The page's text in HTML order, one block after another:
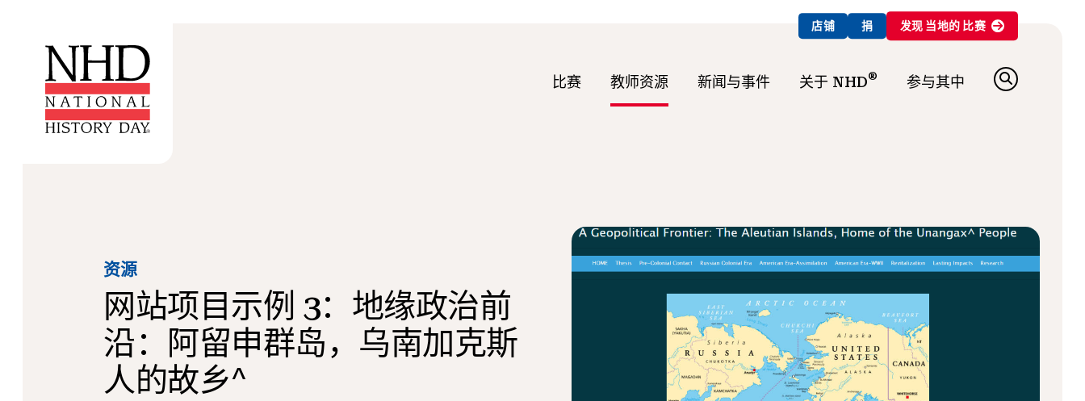
店铺 捐 发现 当地的 比赛
比赛 教师资源 新闻与事件 关于 NHD® 参与其中
资源
网站项目示例 3：地缘政治前
沿：阿留申群岛，乌南加克斯
人的故乡^